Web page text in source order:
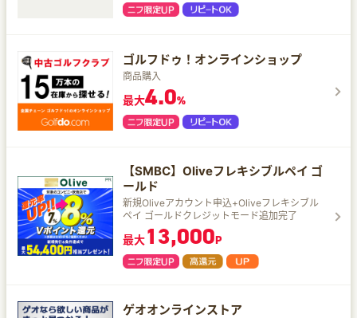
ゴルフドゥ！オンラインショップ
商品購入
最大4.0%
【SMBC】Oliveフレキシブルペイ ゴ
ールド
新規Oliveアカウント申込+Oliveフレキシブル
ペイ ゴールドクレジットモード追加完了
最大13,000P
ゲオオンラインストア